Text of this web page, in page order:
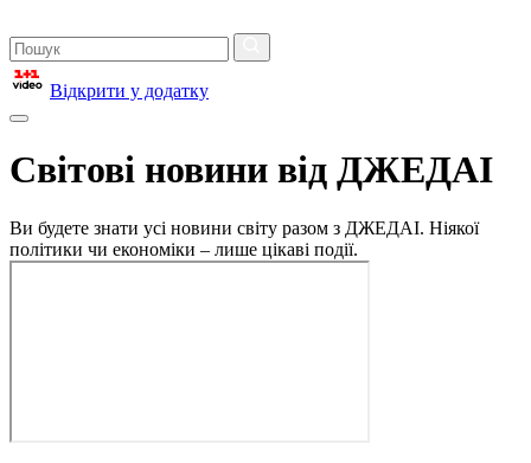
Відкрити у додатку
Світові новини від ДЖЕДАІ
Ви будете знати усі новини світу разом з ДЖЕДАІ. Ніякої
політики чи економіки – лише цікаві події.